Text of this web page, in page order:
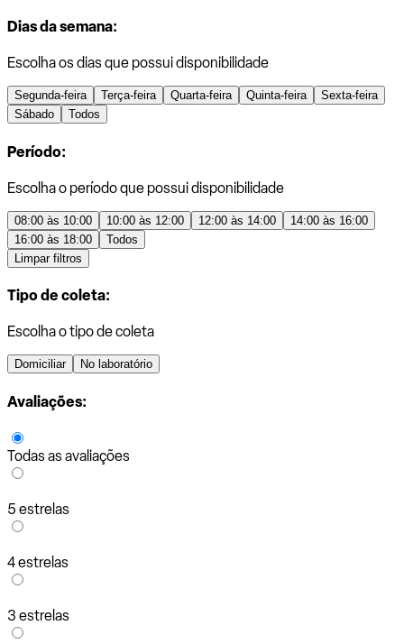
Dias da semana:
Escolha os dias que possui disponibilidade
Segunda-feira Terça-feira Quarta-feira Quinta-feira
Sexta-feira
Sábado
Todos
Período:
Escolha o período que possui disponibilidade
08:00 às 10:00 10:00 às 12:00 12:00 às 14:00
14:00 às 16:00
16:00 às 18:00
Todos
Limpar filtros
Tipo de coleta:
Escolha o tipo de coleta
Domiciliar No laboratório
Avaliações:
Todas as avaliações
5 estrelas
4 estrelas
3 estrelas